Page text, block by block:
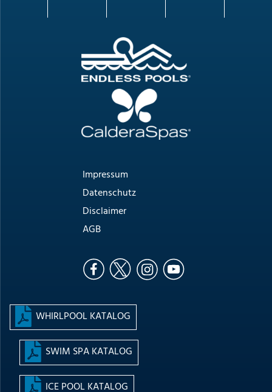
Impressum
Datenschutz
Disclaimer
AGB
WHIRLPOOL KATALOG
SWIM SPA KATALOG
ICE POOL KATALOG